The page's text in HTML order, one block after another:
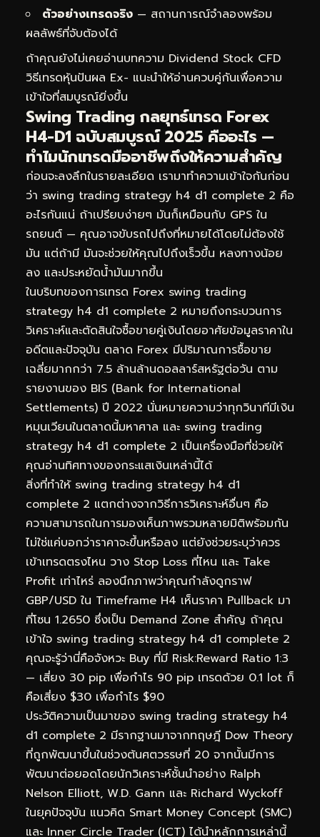
ตัวอย่างเทรดจริง — สถานการณ์จำลองพร้อม
ผลลัพธ์ที่จับต้องได้
ถ้าคุณยังไม่เคยอ่านบทความ Dividend Stock CFD
วิธีเทรดหุ้นปันผล Ex- แนะนำให้อ่านควบคู่กันเพื่อความ
เข้าใจที่สมบูรณ์ยิ่งขึ้น
Swing Trading กลยุทธ์เทรด Forex
H4-D1 ฉบับสมบูรณ์ 2025 คืออะไร —
ทำไมนักเทรดมืออาชีพถึงให้ความสำคัญ
ก่อนจะลงลึกในรายละเอียด เรามาทำความเข้าใจกันก่อน
ว่า swing trading strategy h4 d1 complete 2 คือ
อะไรกันแน่ ถ้าเปรียบง่ายๆ มันก็เหมือนกับ GPS ใน
รถยนต์ — คุณอาจขับรถไปถึงที่หมายได้โดยไม่ต้องใช้
มัน แต่ถ้ามี มันจะช่วยให้คุณไปถึงเร็วขึ้น หลงทางน้อย
ลง และประหยัดน้ำมันมากขึ้น
ในบริบทของการเทรด Forex swing trading
strategy h4 d1 complete 2 หมายถึงกระบวนการ
วิเคราะห์และตัดสินใจซื้อขายคู่เงินโดยอาศัยข้อมูลราคาใน
อดีตและปัจจุบัน ตลาด Forex มีปริมาณการซื้อขาย
เฉลี่ยมากกว่า 7.5 ล้านล้านดอลลาร์สหรัฐต่อวัน ตาม
รายงานของ BIS (Bank for International
Settlements) ปี 2022 นั่นหมายความว่าทุกวินาทีมีเงิน
หมุนเวียนในตลาดนี้มหาศาล และ swing trading
strategy h4 d1 complete 2 เป็นเครื่องมือที่ช่วยให้
คุณอ่านทิศทางของกระแสเงินเหล่านี้ได้
สิ่งที่ทำให้ swing trading strategy h4 d1
complete 2 แตกต่างจากวิธีการวิเคราะห์อื่นๆ คือ
ความสามารถในการมองเห็นภาพรวมหลายมิติพร้อมกัน
ไม่ใช่แค่บอกว่าราคาจะขึ้นหรือลง แต่ยังช่วยระบุว่าควร
เข้าเทรดตรงไหน วาง Stop Loss ที่ไหน และ Take
Profit เท่าไหร่ ลองนึกภาพว่าคุณกำลังดูกราฟ
GBP/USD ใน Timeframe H4 เห็นราคา Pullback มา
ที่โซน 1.2650 ซึ่งเป็น Demand Zone สำคัญ ถ้าคุณ
เข้าใจ swing trading strategy h4 d1 complete 2
คุณจะรู้ว่านี่คือจังหวะ Buy ที่มี Risk:Reward Ratio 1:3
— เสี่ยง 30 pip เพื่อกำไร 90 pip เทรดด้วย 0.1 lot ก็
คือเสี่ยง $30 เพื่อกำไร $90
ประวัติความเป็นมาของ swing trading strategy h4
d1 complete 2 มีรากฐานมาจากทฤษฎี Dow Theory
ที่ถูกพัฒนาขึ้นในช่วงต้นศตวรรษที่ 20 จากนั้นมีการ
พัฒนาต่อยอดโดยนักวิเคราะห์ชั้นนำอย่าง Ralph
Nelson Elliott, W.D. Gann และ Richard Wyckoff
ในยุคปัจจุบัน แนวคิด Smart Money Concept (SMC)
และ Inner Circle Trader (ICT) ได้นำหลักการเหล่านี้